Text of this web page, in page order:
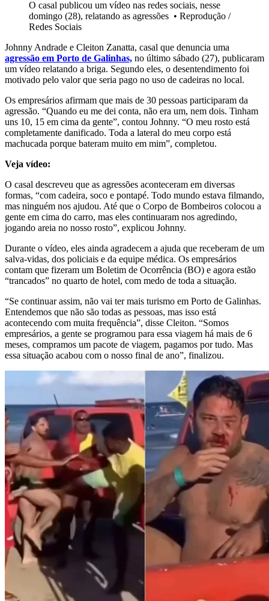
O casal publicou um vídeo nas redes sociais, nesse
domingo (28), relatando as agressões • Reprodução /
Redes Sociais
Johnny Andrade e Cleiton Zanatta, casal que denuncia uma
agressão em Porto de Galinhas, no último sábado (27), publicaram
um vídeo relatando a briga. Segundo eles, o desentendimento foi
motivado pelo valor que seria pago no uso de cadeiras no local.
Os empresários afirmam que mais de 30 pessoas participaram da
agressão. “Quando eu me dei conta, não era um, nem dois. Tinham
uns 10, 15 em cima da gente”, contou Johnny. “O meu rosto está
completamente danificado. Toda a lateral do meu corpo está
machucada porque bateram muito em mim”, completou.
Veja vídeo:
O casal descreveu que as agressões aconteceram em diversas
formas, “com cadeira, soco e pontapé. Todo mundo estava filmando,
mas ninguém nos ajudou. Até que o Corpo de Bombeiros colocou a
gente em cima do carro, mas eles continuaram nos agredindo,
jogando areia no nosso rosto”, explicou Johnny.
Durante o vídeo, eles ainda agradecem a ajuda que receberam de um
salva-vidas, dos policiais e da equipe médica. Os empresários
contam que fizeram um Boletim de Ocorrência (BO) e agora estão
“trancados” no quarto de hotel, com medo de toda a situação.
“Se continuar assim, não vai ter mais turismo em Porto de Galinhas.
Entendemos que não são todas as pessoas, mas isso está
acontecendo com muita frequência”, disse Cleiton. “Somos
empresários, a gente se programou para essa viagem há mais de 6
meses, compramos um pacote de viagem, pagamos por tudo. Mas
essa situação acabou com o nosso final de ano”, finalizou.